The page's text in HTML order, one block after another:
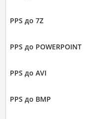
PPS до 7Z
PPS до POWERPOINT
PPS до AVI
PPS до BMP